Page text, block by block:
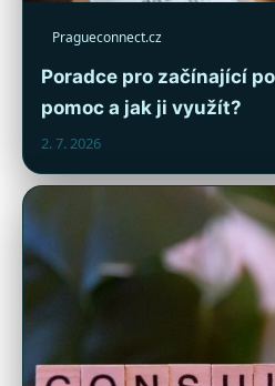
Pragueconnect.cz
Poradce pro začínající
pomoc a jak ji využít?
2. 7. 2026